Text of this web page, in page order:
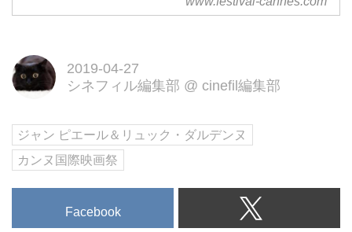
2019-04-27
シネフィル編集部 @ cinefil編集部
ジャン ピエール＆リュック・ダルデンヌ
カンヌ国際映画祭
Facebook